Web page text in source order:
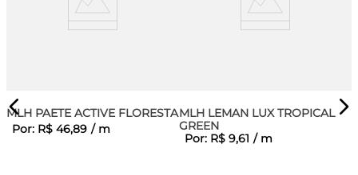
MLH PAETE ACTIVE FLORESTAL
Por: R$ 46,89 / m
MLH LEMAN LUX TROPICAL
GREEN
Por: R$ 9,61 / m